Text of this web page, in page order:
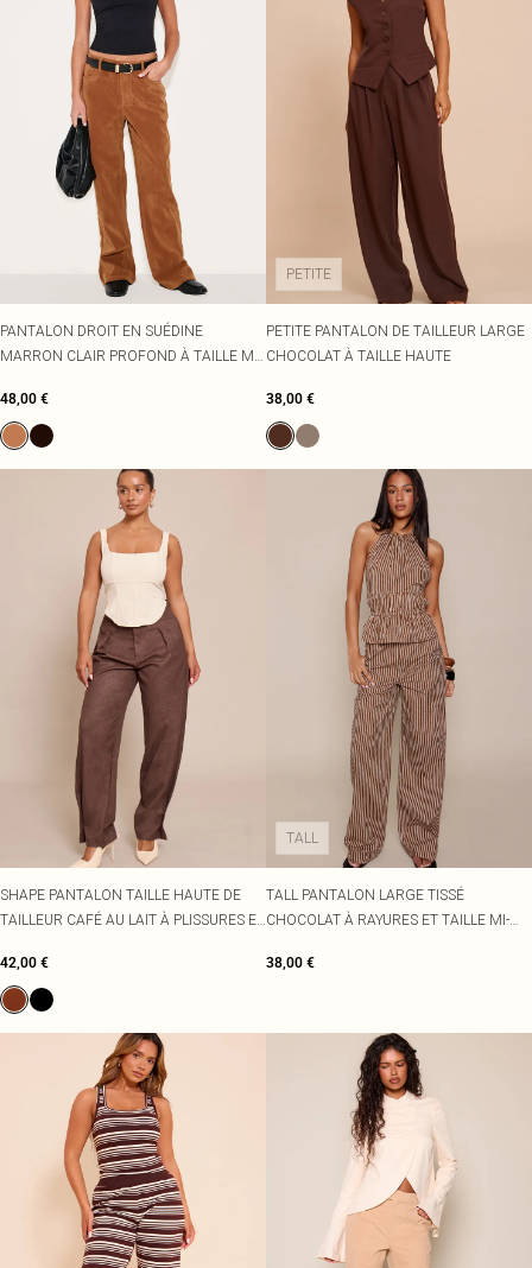
PANTALON DROIT EN SUÉDINE
MARRON CLAIR PROFOND À TAILLE MI-
48,00 €
PETITE
PETITE PANTALON DE TAILLEUR LARGE
CHOCOLAT À TAILLE HAUTE
38,00 €
SHAPE PANTALON TAILLE HAUTE DE
TAILLEUR CAFÉ AU LAIT À PLISSURES ET
42,00 €
TALL
TALL PANTALON LARGE TISSÉ
CHOCOLAT À RAYURES ET TAILLE MI-
38,00 €